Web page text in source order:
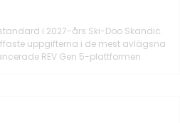
i 2027-års Ski-Doo Skandic.
uppgifterna i de mest avlägsna
REV Gen 5-plattformen.